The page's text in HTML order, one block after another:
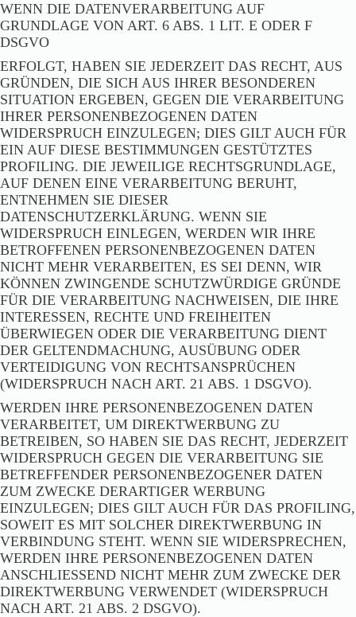
WENN DIE DATENVERARBEITUNG AUF
GRUNDLAGE VON ART. 6 ABS. 1 LIT. E ODER F
DSGVO
ERFOLGT, HABEN SIE JEDERZEIT DAS RECHT, AUS
GRÜNDEN, DIE SICH AUS IHRER BESONDEREN
SITUATION ERGEBEN, GEGEN DIE VERARBEITUNG
IHRER PERSONENBEZOGENEN DATEN
WIDERSPRUCH EINZULEGEN; DIES GILT AUCH FÜR
EIN AUF DIESE BESTIMMUNGEN GESTÜTZTES
PROFILING. DIE JEWEILIGE RECHTSGRUNDLAGE,
AUF DENEN EINE VERARBEITUNG BERUHT,
ENTNEHMEN SIE DIESER
DATENSCHUTZERKLÄRUNG. WENN SIE
WIDERSPRUCH EINLEGEN, WERDEN WIR IHRE
BETROFFENEN PERSONENBEZOGENEN DATEN
NICHT MEHR VERARBEITEN, ES SEI DENN, WIR
KÖNNEN ZWINGENDE SCHUTZWÜRDIGE GRÜNDE
FÜR DIE VERARBEITUNG NACHWEISEN, DIE IHRE
INTERESSEN, RECHTE UND FREIHEITEN
ÜBERWIEGEN ODER DIE VERARBEITUNG DIENT
DER GELTENDMACHUNG, AUSÜBUNG ODER
VERTEIDIGUNG VON RECHTSANSPRÜCHEN
(WIDERSPRUCH NACH ART. 21 ABS. 1 DSGVO).
WERDEN IHRE PERSONENBEZOGENEN DATEN
VERARBEITET, UM DIREKTWERBUNG ZU
BETREIBEN, SO HABEN SIE DAS RECHT, JEDERZEIT
WIDERSPRUCH GEGEN DIE VERARBEITUNG SIE
BETREFFENDER PERSONENBEZOGENER DATEN
ZUM ZWECKE DERARTIGER WERBUNG
EINZULEGEN; DIES GILT AUCH FÜR DAS PROFILING,
SOWEIT ES MIT SOLCHER DIREKTWERBUNG IN
VERBINDUNG STEHT. WENN SIE WIDERSPRECHEN,
WERDEN IHRE PERSONENBEZOGENEN DATEN
ANSCHLIESSEND NICHT MEHR ZUM ZWECKE DER
DIREKTWERBUNG VERWENDET (WIDERSPRUCH
NACH ART. 21 ABS. 2 DSGVO).